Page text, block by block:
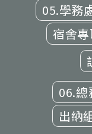
05.學務
宿舍專
06.總
出納